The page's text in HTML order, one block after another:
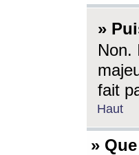
»
Non.
fait
Haut
»